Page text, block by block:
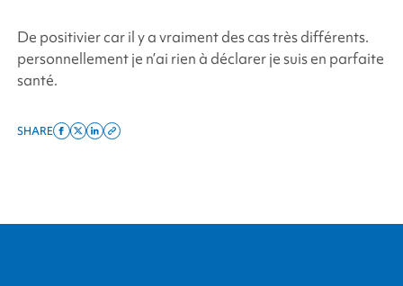
De positivier car il y a vraiment des cas très différents.
personnellement je n’ai rien à déclarer je suis en parfaite
santé.
SHARE
ShareShareShareCopy